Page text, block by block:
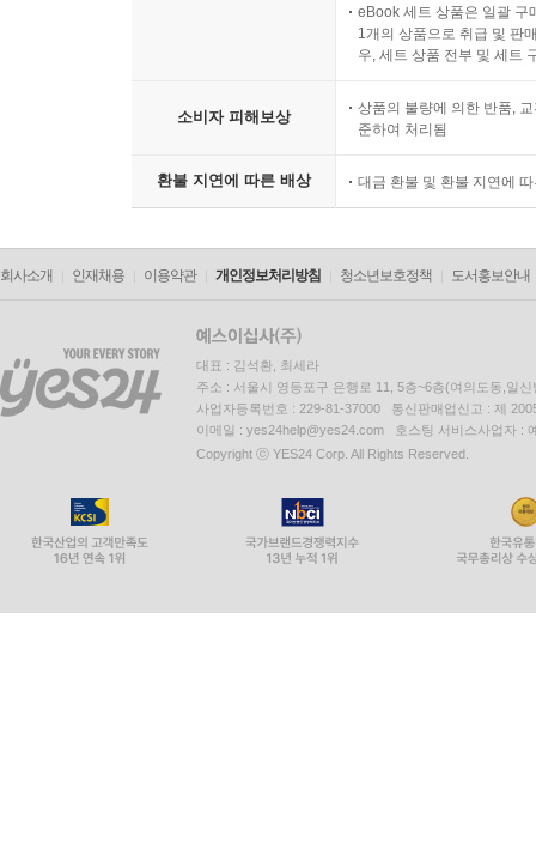
eBook 세트 상품은 일괄 구
1개의 상품으로 취급 및 판
우, 세트 상품 전부 및 세트
소비자 피해보상
상품의 불량에 의한 반품,
준하여 처리됨
환불 지연에 따른 배상 대금 환불 및 환불 지연에
회사소개 인재채용 이용약관 개인정보처리방침 청소년보호정책 도서홍보안내
대표 : 김석환, 최세라
주소 : 서울시 영등포구 은행로 11, 5층~6층(여의도동,일신
사업자등록번호 : 229-81-37000 통신판매업신고 : 제
이메일 : yes24help@yes24.com 호스팅 서비스사업자 :
Copyright ⓒ YES24 Corp. All Rights Reserved.